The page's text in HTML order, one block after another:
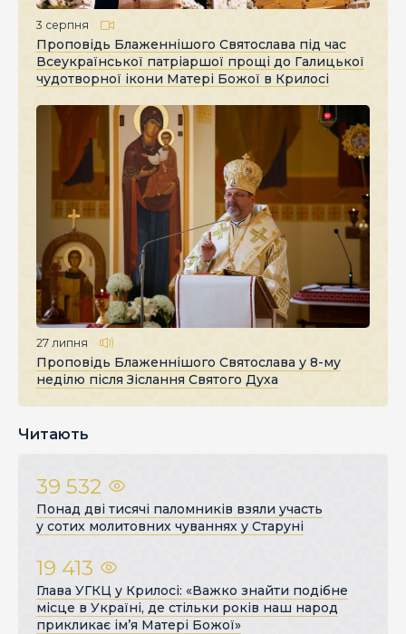
3 серпня
Проповідь Блаженнішого Святослава під час
Всеукраїнської патріаршої прощі до Галицької
чудотворної ікони Матері Божої в Крилосі
27 липня
Проповідь Блаженнішого Святослава у 8-му
неділю після Зіслання Святого Духа
Читають
39 532
Понад дві тисячі паломників взяли участь
у сотих молитовних чуваннях у Старуні
19 413
Глава УГКЦ у Крилосі: «Важко знайти подібне
місце в Україні, де стільки років наш народ
прикликає ім’я Матері Божої»